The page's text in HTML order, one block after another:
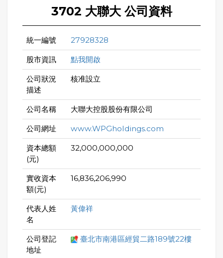
3702 大聯大 公司資料
統一編號 27928328
股市資訊 點我開啟
公司狀況
描述
核准設立
公司名稱 大聯大控股股份有限公司
公司網址 www.WPGholdings.com
資本總額
(元)
32,000,000,000
實收資本
額(元)
16,836,206,990
代表人姓
名
黃偉祥
公司登記
地址
臺北市南港區經貿二路189號22樓